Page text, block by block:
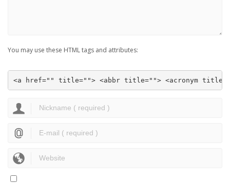
You may use these HTML tags and attributes:
<a href="" title=""> <abbr title=""> <acronym